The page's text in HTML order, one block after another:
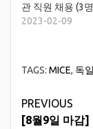
관 직원 채용 (3
2023-02-09
TAGS: MICE, 독
PREVIOUS
[8월9일 마감]